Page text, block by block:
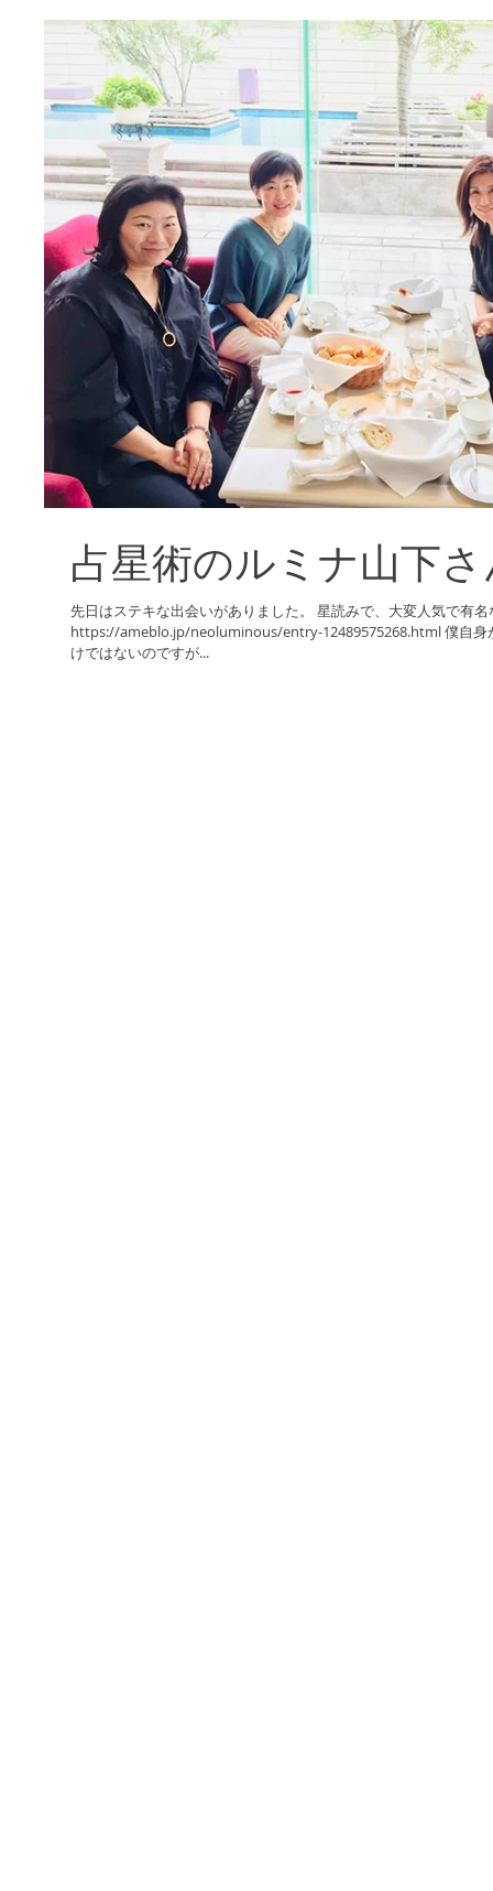
占星術のルミナ山下
先日はステキな出会いがありました。 星読みで、大変人気で有
https://ameblo.jp/neoluminous/entry-12489575268.html 僕自身
けではないのですが...